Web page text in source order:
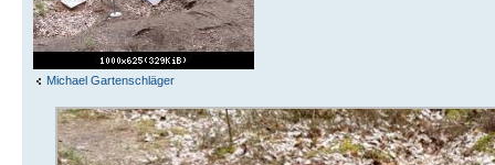
Michael Gartenschläger